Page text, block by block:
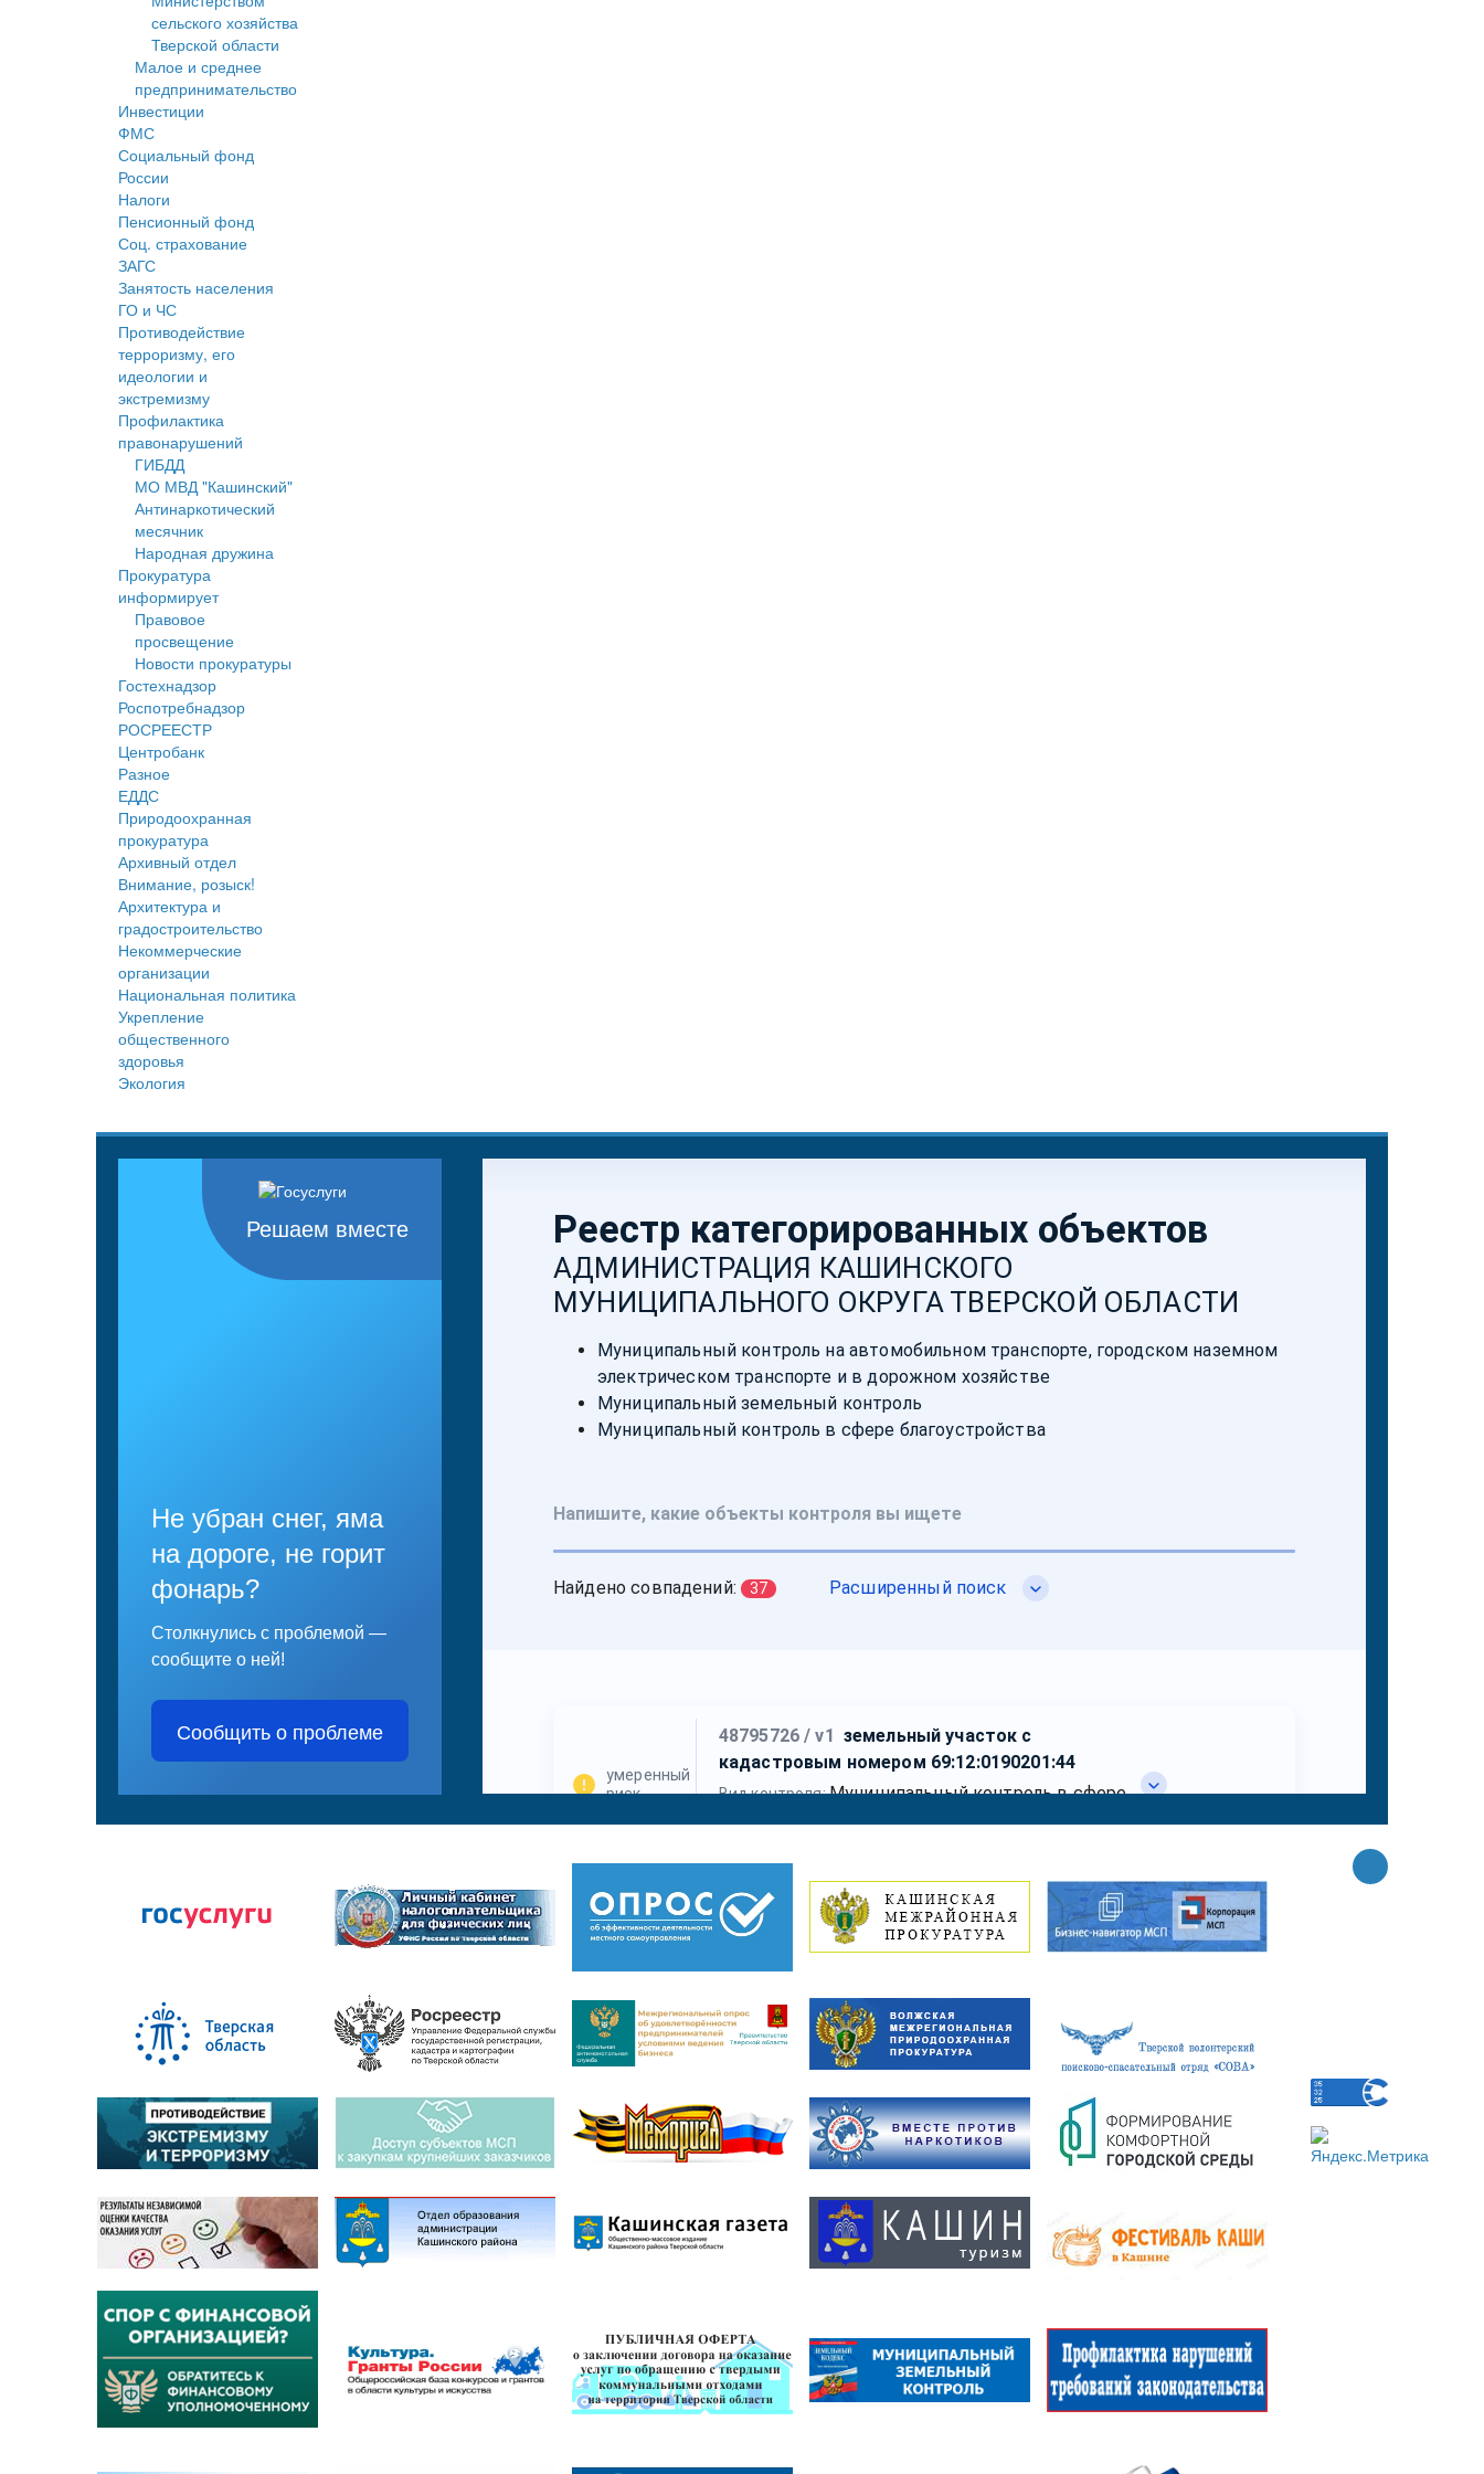
сельского хозяйства
Тверской области
Малое и среднее
предпринимательство
Инвестиции
ФМС
Социальный фонд
России
Налоги
Пенсионный фонд
Соц. страхование
ЗАГС
Занятость населения
ГО и ЧС
Противодействие
терроризму, его
идеологии и
экстремизму
Профилактика
правонарушений
ГИБДД
МО МВД "Кашинский"
Антинаркотический
месячник
Народная дружина
Прокуратура
информирует
Правовое
просвещение
Новости прокуратуры
Гостехнадзор
Роспотребнадзор
РОСРЕЕСТР
Центробанк
Разное
ЕДДС
Природоохранная
прокуратура
Архивный отдел
Внимание, розыск!
Архитектура и
градостроительство
Некоммерческие
организации
Национальная политика
Укрепление
общественного
здоровья
Экология
Решаем вместе
Не убран снег, яма
на дороге, не горит
фонарь?
Столкнулись с проблемой —
сообщите о ней!
Сообщить о проблеме